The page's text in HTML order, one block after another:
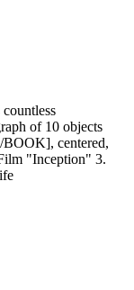
of 10 objects
centered,
"Inception" 3.